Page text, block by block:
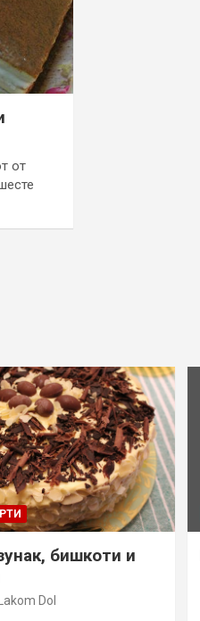
от
бишкоти и
Lakom Dol